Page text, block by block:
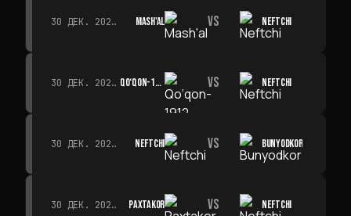
30 ДЕК. 2026 Г. · 19:00 MASH'AL VS NEFTCHI
30 ДЕК. 2026 Г. · 19:00 QO‘QON-1912 VS NEFTCHI
30 ДЕК. 2026 Г. · 19:00 NEFTCHI VS BUNYODKOR
30 ДЕК. 2026 Г. · 19:00 PAXTAKOR VS NEFTCHI